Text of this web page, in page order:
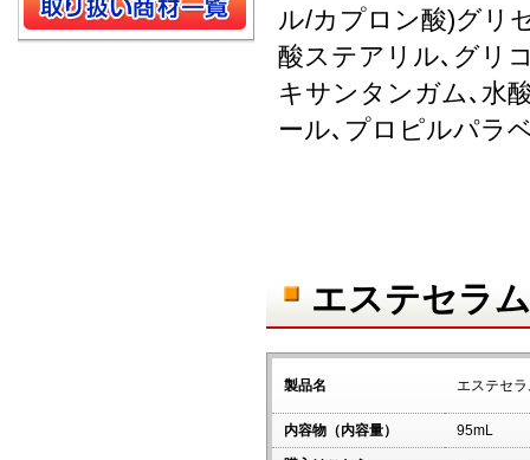
ル/カプロン酸)グリ
酸ステアリル､グリ
キサンタンガム､水
ール､プロピルパラ
エステセラ
製品名 エステセ
内容物（内容量） 95mL